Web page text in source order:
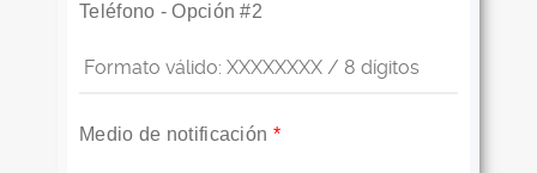
Teléfono - Opción #2
Medio de notificación *